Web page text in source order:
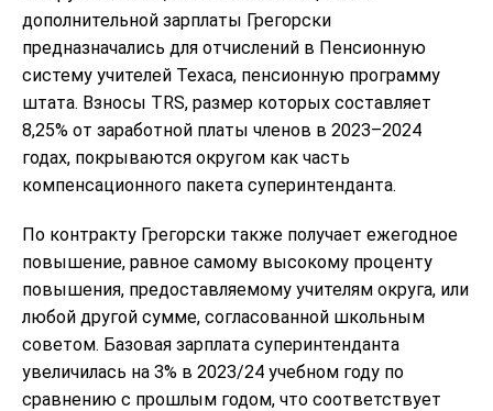
дополнительной зарплаты Грегорски
предназначались для отчислений в Пенсионную
систему учителей Техаса, пенсионную программу
штата. Взносы TRS, размер которых составляет
8,25% от заработной платы членов в 2023–2024
годах, покрываются округом как часть
компенсационного пакета суперинтенданта.
По контракту Грегорски также получает ежегодное
повышение, равное самому высокому проценту
повышения, предоставляемому учителям округа, или
любой другой сумме, согласованной школьным
советом. Базовая зарплата суперинтенданта
увеличилась на 3% в 2023/24 учебном году по
сравнению с прошлым годом, что соответствует